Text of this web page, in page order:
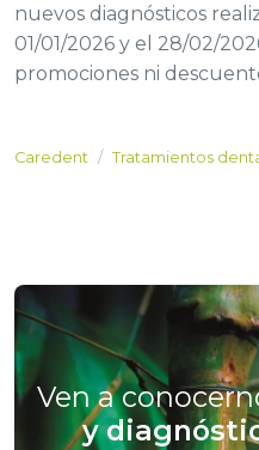
nuevos diagnósticos
01/01/2026 y el 28/02/
promociones ni
Caredent Tratamientos
Ven a
y